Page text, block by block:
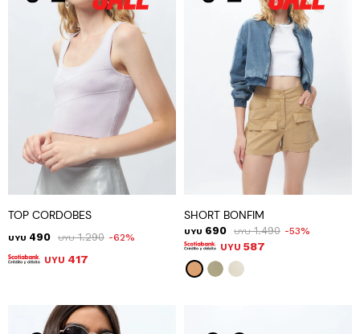
TOP CORDOBES
UYU 490 UYU 1.290 62
UYU 417
SHORT BONFIM
UYU 690 UYU 1.490 53
UYU 587